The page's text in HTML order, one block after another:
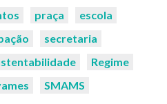
praça
escola
secretaria
Regime
SMAMS